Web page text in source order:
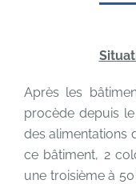
Après les
procède depuis
des alimentations
ce bâtiment, 2
une troisième à